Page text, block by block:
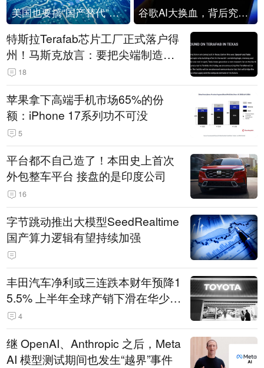
美国也要搞“国产替代”？先算清三笔账 谷歌AI大换血，背后究竟发生了什么？
特斯拉Terafab芯片工厂正式落户得
州！马斯克放言：要把尖端制造带
回美国
18
苹果拿下高端手机市场65%的份
额：iPhone 17系列功不可没
5
平台都不自己造了！本田史上首次
外包整车平台 接盘的是印度公司
16
字节跳动推出大模型SeedRealtime
国产算力逻辑有望持续加强
丰田汽车净利或三连跌本财年预降1
5.5% 上半年全球产销下滑在华少卖
14.3万辆
4
继 OpenAI、Anthropic 之后，Meta
AI 模型测试期间也发生“越界”事件